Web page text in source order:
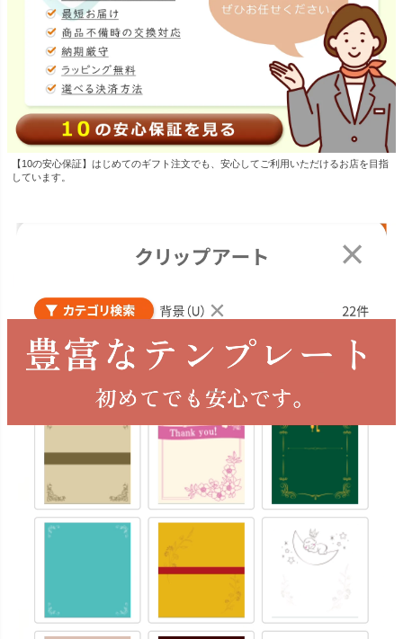
【10の安心保証】はじめてのギフト注文でも、安心してご利用いただけるお店を目指
しています。